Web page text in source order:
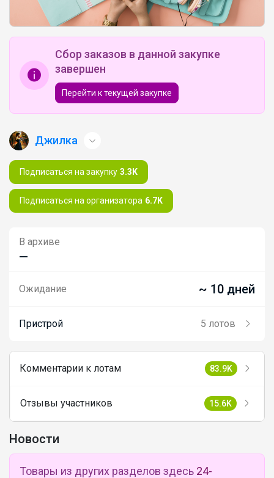
Сбор заказов в данной закупке
завершен
Перейти к текущей закупке
Джилка
Подписаться на закупку 3.3K
Подписаться на организатора 6.7K
В архиве
—
Ожидание ~ 10 дней
Пристрой 5 лотов
Комментарии к лотам 83.9K
Отзывы участников 15.6K
Новости
Товары из других разделов здесь 24-